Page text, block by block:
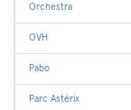
Orchestra
OVH
Pabo
Parc Astérix